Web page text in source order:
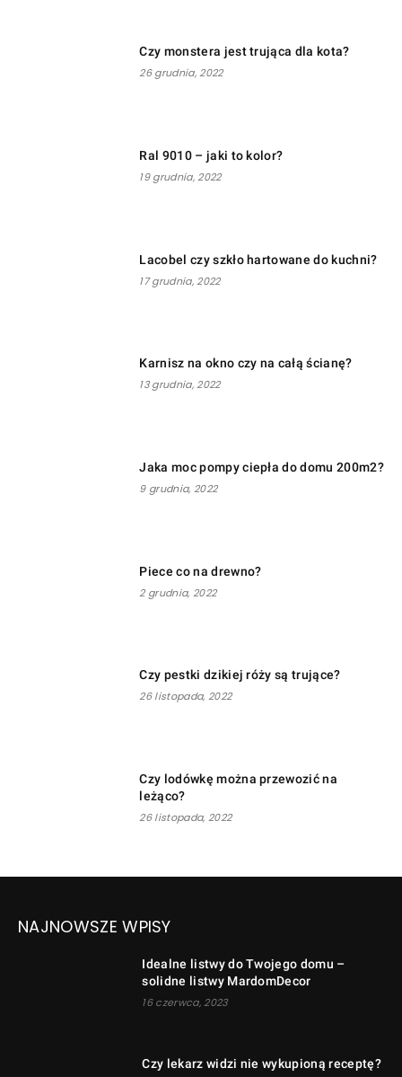
Czy monstera jest trująca dla kota?
26 grudnia, 2022
Ral 9010 – jaki to kolor?
19 grudnia, 2022
Lacobel czy szkło hartowane do kuchni?
17 grudnia, 2022
Karnisz na okno czy na całą ścianę?
13 grudnia, 2022
Jaka moc pompy ciepła do domu 200m2?
9 grudnia, 2022
Piece co na drewno?
2 grudnia, 2022
Czy pestki dzikiej róży są trujące?
26 listopada, 2022
Czy lodówkę można przewozić na
leżąco?
26 listopada, 2022
NAJNOWSZE WPISY
Idealne listwy do Twojego domu –
solidne listwy MardomDecor
16 czerwca, 2023
Czy lekarz widzi nie wykupioną receptę?